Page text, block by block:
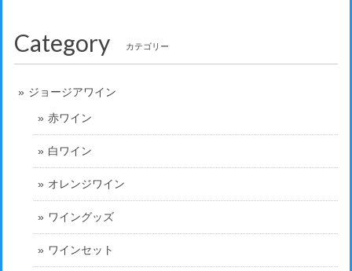
Category カテゴリー
ジョージアワイン
赤ワイン
白ワイン
オレンジワイン
ワイングッズ
ワインセット